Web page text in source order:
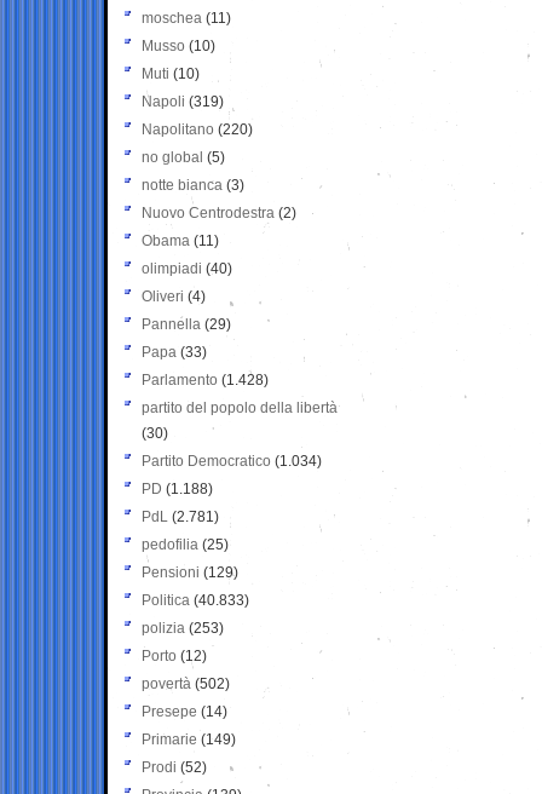
moschea (11)
Musso (10)
Muti (10)
Napoli (319)
Napolitano (220)
no global (5)
notte bianca (3)
Nuovo Centrodestra (2)
Obama (11)
olimpiadi (40)
Oliveri (4)
Pannella (29)
Papa (33)
Parlamento (1.428)
partito del popolo della libertà
(30)
Partito Democratico (1.034)
PD (1.188)
PdL (2.781)
pedofilia (25)
Pensioni (129)
Politica (40.833)
polizia (253)
Porto (12)
povertà (502)
Presepe (14)
Primarie (149)
Prodi (52)